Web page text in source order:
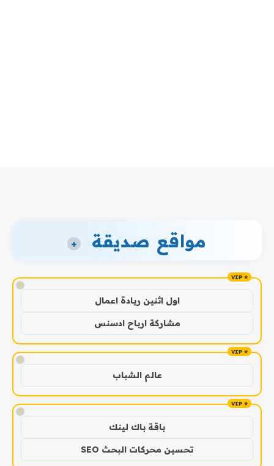
مواقع صديقة +
!
اول اثنين ريادة اعمال
مشاركة ارباح ادسنس
!
عالم الشباب
!
باقة باك لينك
تحسين محركات البحث SEO